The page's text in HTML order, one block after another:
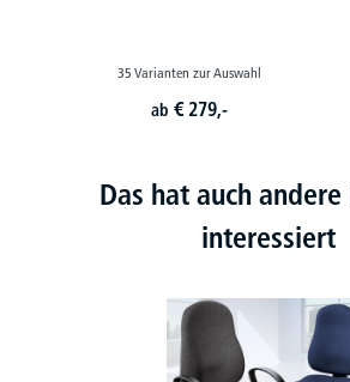
35 Varianten zur Auswahl
ab€ 279,-
Das hat auch andere
interessiert